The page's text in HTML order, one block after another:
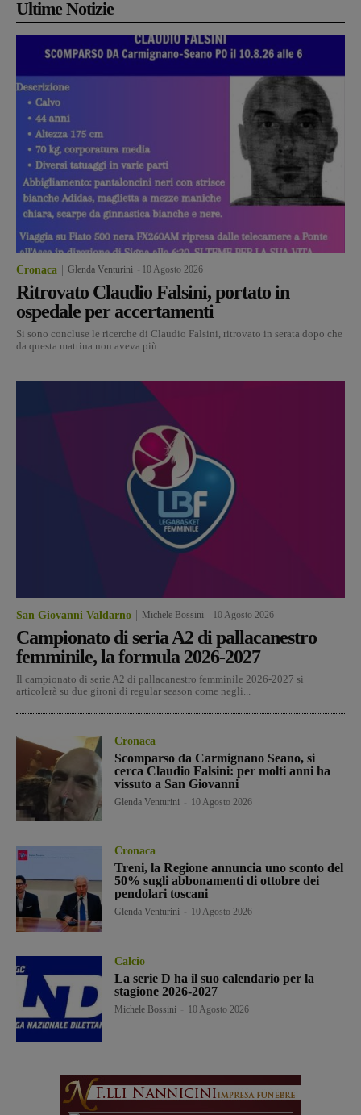
Ultime Notizie
Cronaca Glenda Venturini 10 Agosto 2026
Ritrovato Claudio Falsini, portato in
ospedale per accertamenti
Si sono concluse le ricerche di Claudio Falsini, ritrovato in serata dopo che
da questa mattina non aveva più...
San Giovanni Valdarno Michele Bossini 10 Agosto 2026
Campionato di seria A2 di pallacanestro
femminile, la formula 2026-2027
Il campionato di serie A2 di pallacanestro femminile 2026-2027 si
articolerà su due gironi di regular season come negli...
Cronaca
Scomparso da Carmignano Seano, si
cerca Claudio Falsini: per molti anni ha
vissuto a San Giovanni
Glenda Venturini 10 Agosto 2026
Cronaca
Treni, la Regione annuncia uno sconto del
50% sugli abbonamenti di ottobre dei
pendolari toscani
Glenda Venturini 10 Agosto 2026
Calcio
La serie D ha il suo calendario per la
stagione 2026-2027
Michele Bossini 10 Agosto 2026